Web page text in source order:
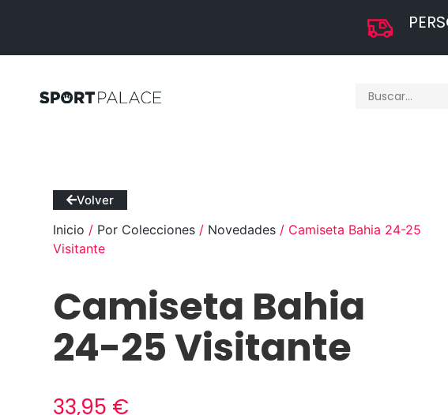
Volver
Inicio / Por Colecciones / Novedades / Camiseta Bahia 24-25
Visitante
Camiseta Bahia
24-25 Visitante
33,95 €